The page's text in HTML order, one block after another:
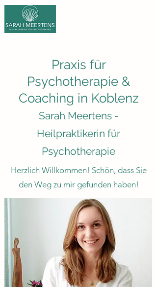
Praxis für
Psychotherapie &
Coaching in Koblenz
Sarah Meertens -
Heilpraktikerin für
Psychotherapie
Herzlich Willkommen! Schön, dass Sie
den Weg zu mir gefunden haben!